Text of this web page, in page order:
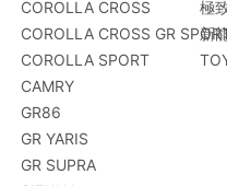
COROLLA CROSS
COROLLA CROSS GR
COROLLA SPORT
CAMRY
GR86
GR YARIS
GR SUPRA
極
新